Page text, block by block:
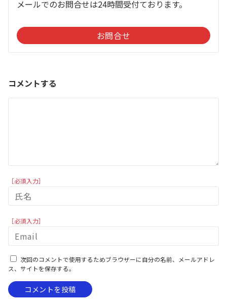
メールでのお問合せは24時間受付ております。
お問合せ
コメントする
［必須入力］
［必須入力］
次回のコメントで使用するためブラウザーに自分の名前、メールアドレ
ス、サイトを保存する。